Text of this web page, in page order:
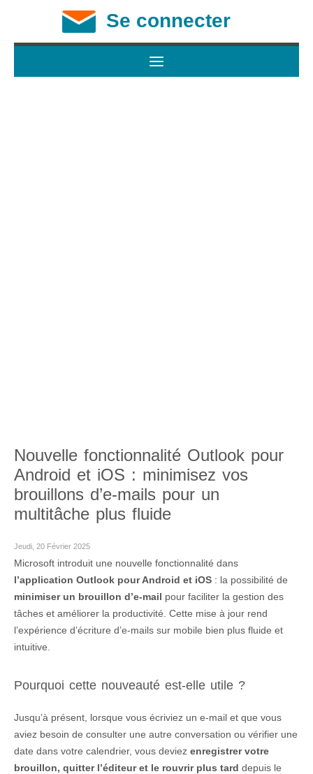
Se connecter
Nouvelle fonctionnalité Outlook pour
Android et iOS : minimisez vos
brouillons d’e-mails pour un
multitâche plus fluide
Jeudi, 20 Février 2025
Microsoft introduit une nouvelle fonctionnalité dans
l’application Outlook pour Android et iOS : la possibilité de
minimiser un brouillon d’e-mail pour faciliter la gestion des
tâches et améliorer la productivité. Cette mise à jour rend
l’expérience d’écriture d’e-mails sur mobile bien plus fluide et
intuitive.
Pourquoi cette nouveauté est-elle utile ?
Jusqu’à présent, lorsque vous écriviez un e-mail et que vous
aviez besoin de consulter une autre conversation ou vérifier une
date dans votre calendrier, vous deviez enregistrer votre
brouillon, quitter l’éditeur et le rouvrir plus tard depuis le